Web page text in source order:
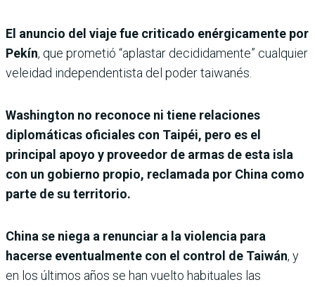
El anuncio del viaje fue criticado enérgicamente por
Pekín, que prometió “aplastar decididamente” cualquier
veleidad independentista del poder taiwanés.
Washington no reconoce ni tiene relaciones
diplomáticas oficiales con Taipéi, pero es el
principal apoyo y proveedor de armas de esta isla
con un gobierno propio, reclamada por China como
parte de su territorio.
China se niega a renunciar a la violencia para
hacerse eventualmente con el control de Taiwán, y
en los últimos años se han vuelto habituales las